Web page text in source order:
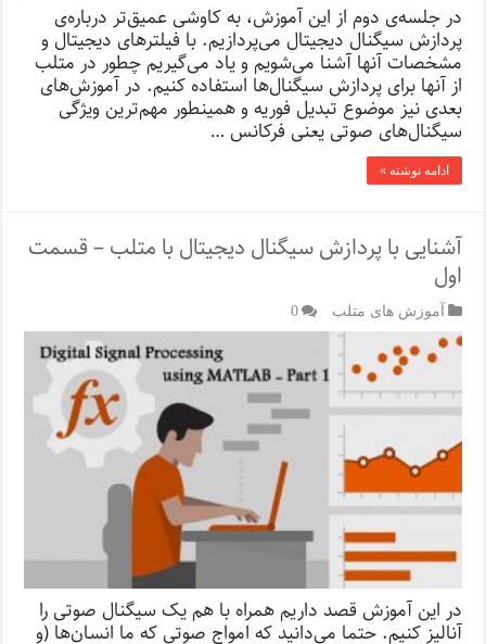
در جلسه‌ی دوم از این آموزش، به کاوشی عمیق‌تر درباره‌ی
پردازش‌ سیگنال دیجیتال می‌پردازیم. با فیلترهای دیجیتال و
مشخصات آنها آشنا می‌شویم و یاد می‌گیریم چطور در متلب
از آنها برای پردازش سیگنال‌ها استفاده کنیم. در آموزش‌های
بعدی نیز موضوع تبدیل فوریه و همینطور مهم‌ترین ویژگی
سیگنال‌های صوتی یعنی فرکانس …
ادامه نوشته »
آشنایی با پردازش سیگنال دیجیتال با متلب – قسمت
اول
آموزش های متلب 0
در این آموزش قصد داریم همراه با هم یک سیگنال صوتی را
آنالیز کنیم. حتما می‌دانید که امواج صوتی‌ که ما انسان‌ها (و